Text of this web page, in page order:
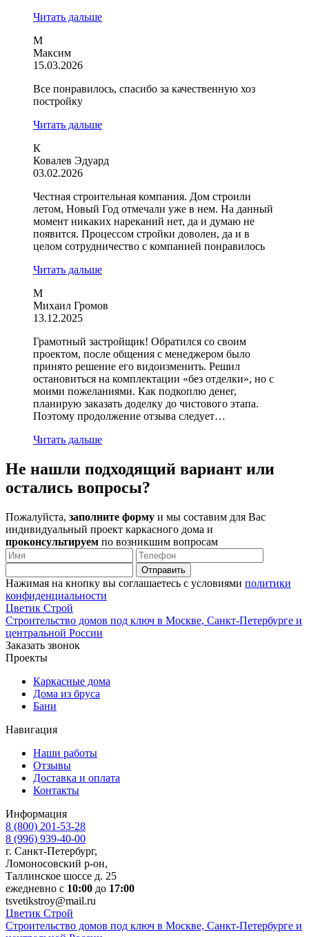
Читать дальше
М
Максим
15.03.2026
Все понравилось, спасибо за качественную хоз
постройку
Читать дальше
К
Ковалев Эдуард
03.02.2026
Честная строительная компания. Дом строили
летом, Новый Год отмечали уже в нем. На данный
момент никаких нареканий нет, да и думаю не
появится. Процессом стройки доволен, да и в
целом сотрудничество с компанией понравилось
Читать дальше
М
Михаил Громов
13.12.2025
Грамотный застройщик! Обратился со своим
проектом, после общения с менеджером было
принято решение его видоизменить. Решил
остановиться на комплектации «без отделки», но с
моими пожеланиями. Как подкоплю денег,
планирую заказать доделку до чистового этапа.
Поэтому продолжение отзыва следует…
Читать дальше
Не нашли подходящий вариант или
остались вопросы?
Пожалуйста, заполните форму и мы составим для Вас
индивидуальный проект каркасного дома и
проконсультируем по возникшим вопросам
Нажимая на кнопку вы соглашаетесь с условиями политики
конфиденциальности
Цветик Строй
Строительство домов под ключ в Москве, Санкт-Петербурге и
центральной России
Заказать звонок
Проекты
Каркасные дома
Дома из бруса
Бани
Навигация
Наши работы
Отзывы
Доставка и оплата
Контакты
Информация
8 (800) 201-53-28
8 (996) 939-40-00
г. Санкт-Петербург,
Ломоносовский р-он,
Таллинское шоссе д. 25
ежедневно с 10:00 до 17:00
tsvetikstroy@mail.ru
Цветик Строй
Строительство домов под ключ в Москве, Санкт-Петербурге и